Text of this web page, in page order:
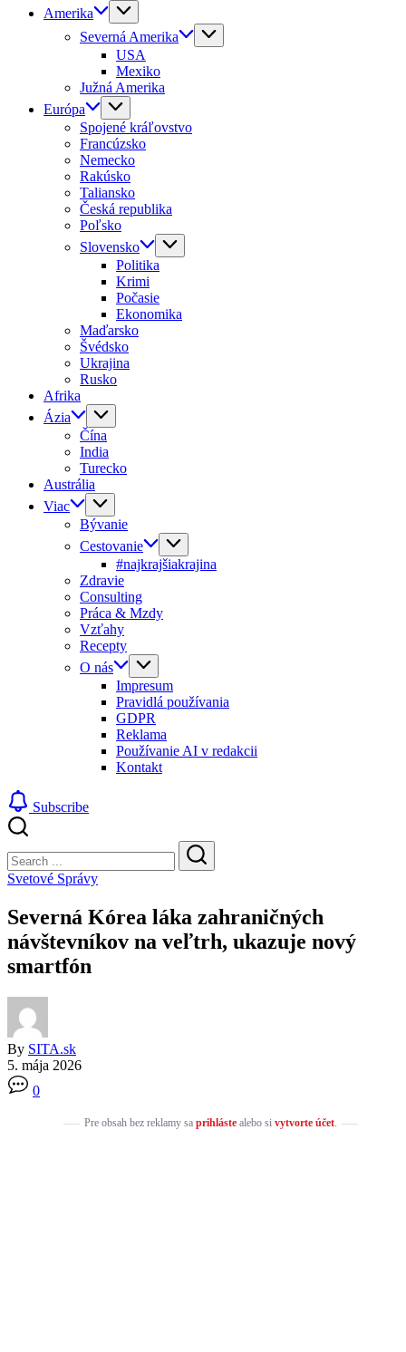
Amerika
Severná Amerika
USA
Mexiko
Južná Amerika
Európa
Spojené kráľovstvo
Francúzsko
Nemecko
Rakúsko
Taliansko
Česká republika
Poľsko
Slovensko
Politika
Krimi
Počasie
Ekonomika
Maďarsko
Švédsko
Ukrajina
Rusko
Afrika
Ázia
Čína
India
Turecko
Austrália
Viac
Bývanie
Cestovanie
#najkrajšiakrajina
Zdravie
Consulting
Práca & Mzdy
Vzťahy
Recepty
O nás
Impresum
Pravidlá používania
GDPR
Reklama
Používanie AI v redakcii
Kontakt
Subscribe
Search
Search
Svetové Správy
Severná Kórea láka zahraničných
návštevníkov na veľtrh, ukazuje nový
smartfón
By SITA.sk
5. mája 2026
0
Pre obsah bez reklamy sa prihlástealebo si vytvorte účet.